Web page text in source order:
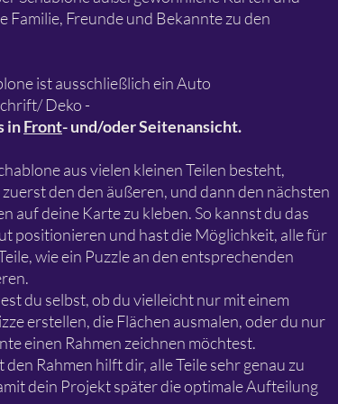
Familie, Freunde und Bekannte zu den
ist ausschließlich ein Auto
Deko -
inFront- und/oder Seitenansicht.
aus vielen kleinen Teilen besteht,
den den äußeren, und dann den nächsten
auf deine Karte zu kleben. So kannst du das
positionieren und hast die Möglichkeit, alle für
wie ein Puzzle an den entsprechenden
du selbst, ob du vielleicht nur mit einem
erstellen, die Flächen ausmalen, oder du nur
einen Rahmen zeichnen möchtest.
Rahmen hilft dir, alle Teile sehr genau zu
dein Projekt später die optimale Aufteilung